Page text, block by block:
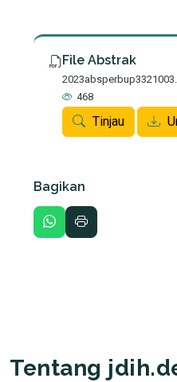
File Abstrak
468
Tinjau
Bagikan
Tentang